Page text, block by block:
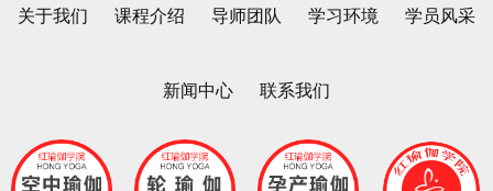
关于我们 课程介绍 导师团队 学习环境 学员风采
新闻中心 联系我们